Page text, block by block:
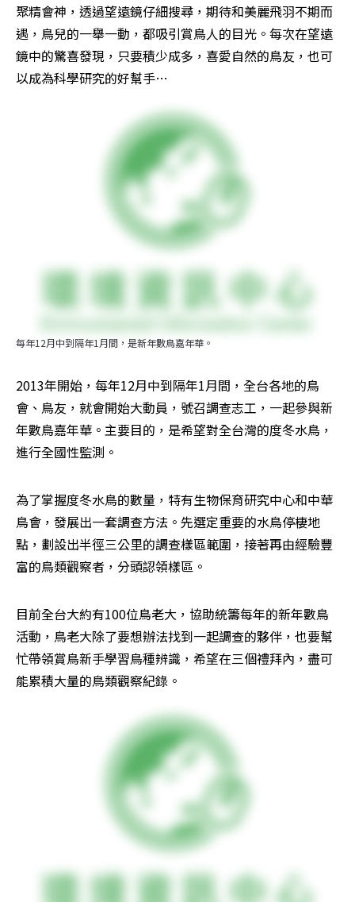
聚精會神，透過望遠鏡仔細搜尋，期待和美麗飛羽不期而
遇，鳥兒的一舉一動，都吸引賞鳥人的目光。每次在望遠
鏡中的驚喜發現，只要積少成多，喜愛自然的鳥友，也可
以成為科學研究的好幫手…
每年12月中到隔年1月間，是新年數鳥嘉年華。
2013年開始，每年12月中到隔年1月間，全台各地的鳥
會、鳥友，就會開始大動員，號召調查志工，一起參與新
年數鳥嘉年華。主要目的，是希望對全台灣的度冬水鳥，
進行全國性監測。
為了掌握度冬水鳥的數量，特有生物保育研究中心和中華
鳥會，發展出一套調查方法。先選定重要的水鳥停棲地
點，劃設出半徑三公里的調查樣區範圍，接著再由經驗豐
富的鳥類觀察者，分頭認領樣區。
目前全台大約有100位鳥老大，協助統籌每年的新年數鳥
活動，鳥老大除了要想辦法找到一起調查的夥伴，也要幫
忙帶領賞鳥新手學習鳥種辨識，希望在三個禮拜內，盡可
能累積大量的鳥類觀察紀錄。